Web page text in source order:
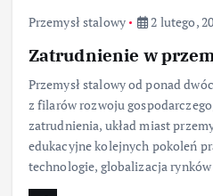
Przemysł stalowy 2 lutego,
Zatrudnienie w
Przemysł stalowy od ponad
z filarów rozwoju
zatrudnienia, układ miast
edukacyjne kolejnych pokoleń
technologie, globalizacja